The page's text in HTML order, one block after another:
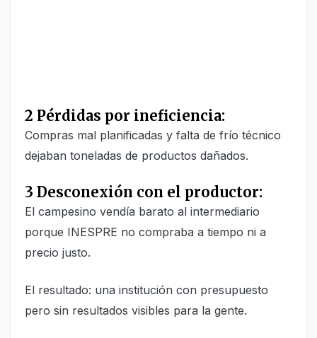
2 Pérdidas por ineficiencia:
Compras mal planificadas y falta de frío técnico
dejaban toneladas de productos dañados.
3 Desconexión con el productor:
El campesino vendía barato al intermediario
porque INESPRE no compraba a tiempo ni a
precio justo.
El resultado: una institución con presupuesto
pero sin resultados visibles para la gente.